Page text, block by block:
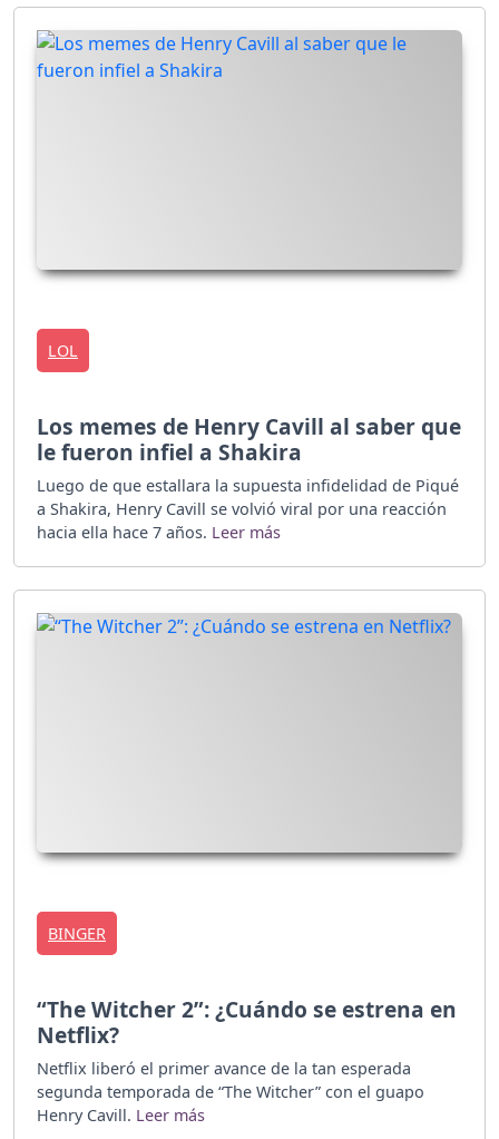
LOL
Los memes de Henry Cavill al saber que
le fueron infiel a Shakira
Luego de que estallara la supuesta infidelidad de Piqué
a Shakira, Henry Cavill se volvió viral por una reacción
hacia ella hace 7 años.
BINGER
“The Witcher 2”: ¿Cuándo se estrena en
Netflix?
Netflix liberó el primer avance de la tan esperada
segunda temporada de “The Witcher” con el guapo
Henry Cavill.